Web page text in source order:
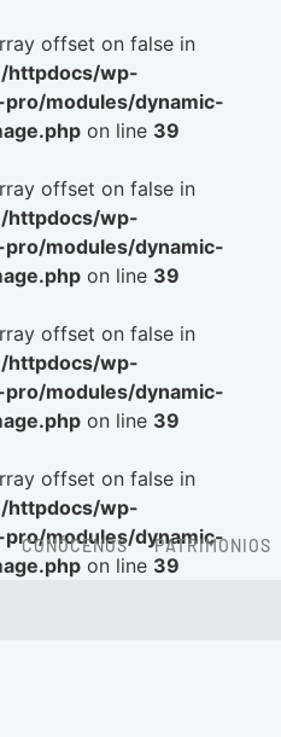
offset on false in
httpdocs/wp-
modules/dynamic-
on line 39
offset on false in
httpdocs/wp-
modules/dynamic-
on line 39
offset on false in
httpdocs/wp-
modules/dynamic-
on line 39
offset on false in
httpdocs/wp-
modules/dynamic-
on line 39
CONÓCENOS PATRIMONIOS